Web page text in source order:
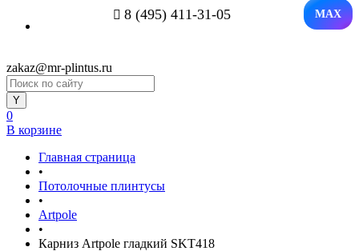
8 (495) 411-31-05 MAX
zakaz@mr-plintus.ru
0
В корзине
Главная страница
•
Потолочные плинтусы
•
Artpole
•
Карниз Artpole гладкий SKT418